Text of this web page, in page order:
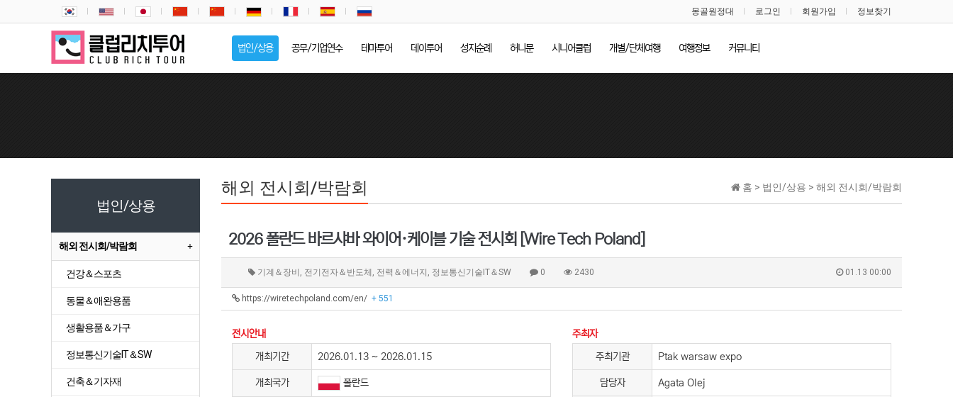
몽골원정대 로그인 회원가입 정보찾기
법인/상용 공무/기업연수 테마투어 데이투어 성지순례 허니문 시니어클럽 개별/단체여행 여행정보 커뮤니티
홈 > 법인/상용 > 해외 전시회/박람회
해외 전시회/박람회
2026 폴란드 바르샤바 와이어·케이블 기술 전시회 [Wire Tech Poland]
기계＆장비, 전기전자＆반도체, 전력＆에너지, 정보통신기술IT＆SW 0 2430 01.13 00:00
https://wiretechpoland.com/en/ + 551
전시안내
개최기간
2026.01.13 ~ 2026.01.15
개최국가 폴란드
주최자
주최기관
Ptak warsaw expo
담당자 Agata Olej
법인/상용
해외 전시회/박람회
건강＆스포츠
동물＆애완용품
생활용품＆가구
정보통신기술IT＆SW
건축＆기자재